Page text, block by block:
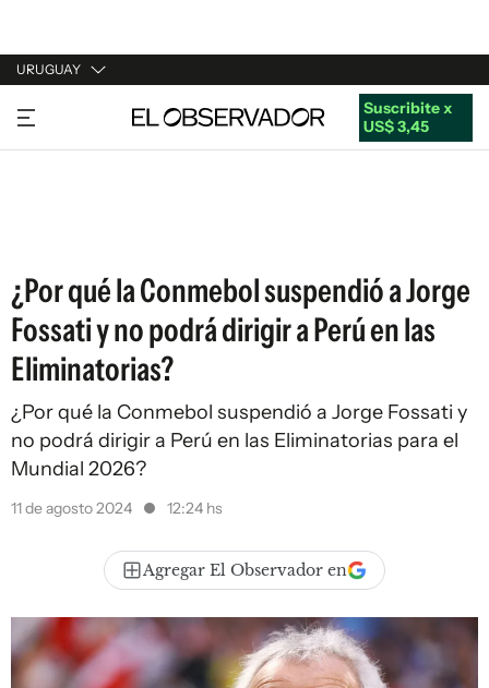
URUGUAY
URUGUAY
ARGENTINA
Suscribite x
US$ 3,45
¿Por qué la Conmebol suspendió a Jorge
Fossati y no podrá dirigir a Perú en las
Eliminatorias?
¿Por qué la Conmebol suspendió a Jorge Fossati y
no podrá dirigir a Perú en las Eliminatorias para el
Mundial 2026?
11 de agosto 2024 12:24 hs
Agregar El Observador en